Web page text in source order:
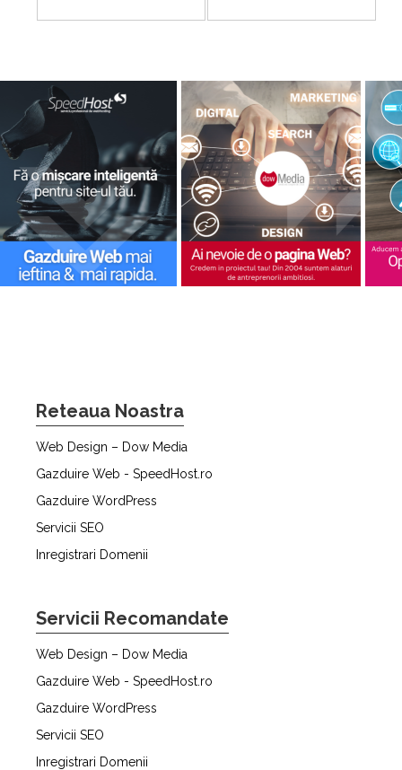
Reteaua Noastra
Web Design – Dow Media
Gazduire Web - SpeedHost.ro
Gazduire WordPress
Servicii SEO
Inregistrari Domenii
Servicii Recomandate
Web Design – Dow Media
Gazduire Web - SpeedHost.ro
Gazduire WordPress
Servicii SEO
Inregistrari Domenii